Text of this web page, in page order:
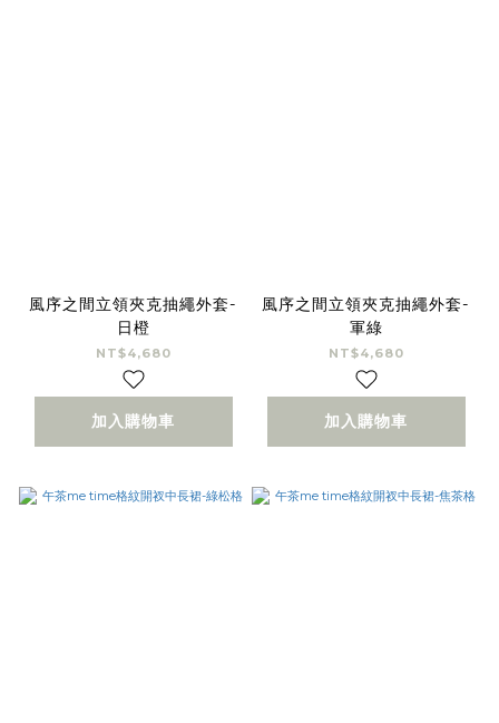
風序之間立領夾克抽繩外套-
日橙
NT$4,680
加入購物車
風序之間立領夾克抽繩外套-
軍綠
NT$4,680
加入購物車